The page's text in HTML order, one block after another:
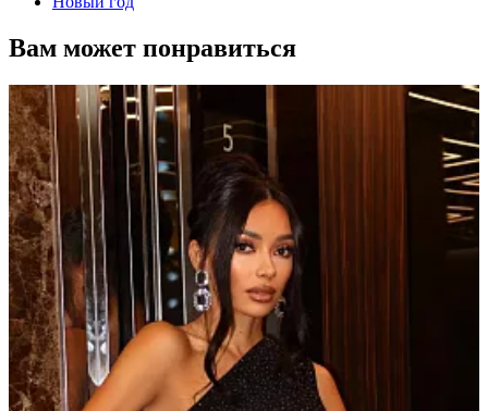
Вам может понравиться